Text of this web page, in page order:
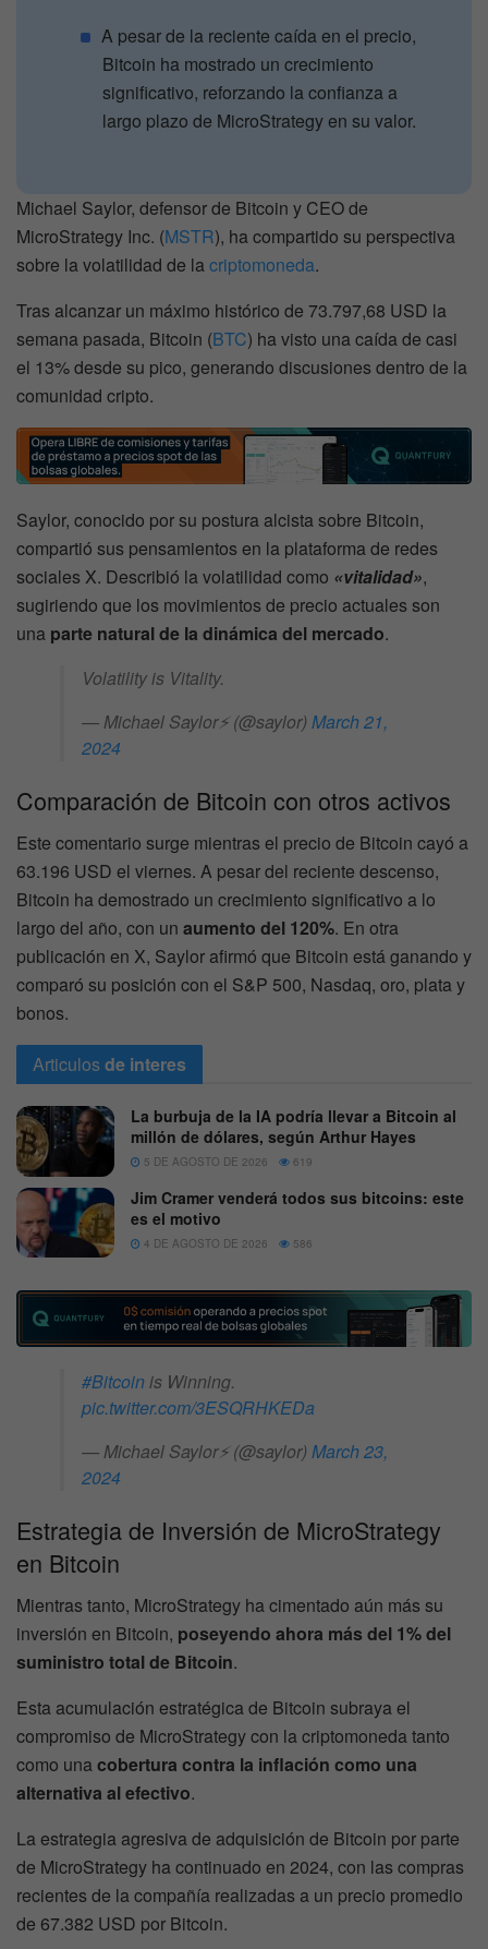
A pesar de la reciente caída en el precio,
Bitcoin ha mostrado un crecimiento
significativo, reforzando la confianza a
largo plazo de MicroStrategy en su valor.
Michael Saylor, defensor de Bitcoin y CEO de
MicroStrategy Inc. (MSTR), ha compartido su perspectiva
sobre la volatilidad de lacriptomoneda.
Tras alcanzar un máximo histórico de 73.797,68 USD la
semana pasada, Bitcoin (BTC) ha visto una caída de casi
el 13% desde su pico, generando discusiones dentro de la
comunidad cripto.
Saylor, conocido por su postura alcista sobre Bitcoin,
compartió sus pensamientos en la plataforma de redes
sociales X. Describió la volatilidad como «vitalidad»,
sugiriendo que los movimientos de precio actuales son
una parte natural de la dinámica del mercado.
Volatility is Vitality.
— Michael Saylor⚡️ (@saylor) March 21,
2024
Comparación de Bitcoin con otros activos
Este comentario surge mientras el precio de Bitcoin cayó a
63.196 USD el viernes. A pesar del reciente descenso,
Bitcoin ha demostrado un crecimiento significativo a lo
largo del año, con un aumento del 120%. En otra
publicación en X, Saylor afirmó que Bitcoin está ganando y
comparó su posición con el S&P 500, Nasdaq, oro, plata y
bonos.
Articulosde interes
La burbuja de la IA podría llevar a Bitcoin al
millón de dólares, según Arthur Hayes
5 DE AGOSTO DE 2026 619
Jim Cramer venderá todos sus bitcoins: este
es el motivo
4 DE AGOSTO DE 2026 586
#Bitcoinis Winning.
pic.twitter.com/3ESQRHKEDa
— Michael Saylor⚡️ (@saylor) March 23,
2024
Estrategia de Inversión de MicroStrategy
en Bitcoin
Mientras tanto, MicroStrategy ha cimentado aún más su
inversión en Bitcoin, poseyendo ahora más del 1% del
suministro total de Bitcoin.
Esta acumulación estratégica de Bitcoin subraya el
compromiso de MicroStrategy con la criptomoneda tanto
como unacobertura contra la inflación como una
alternativa al efectivo.
La estrategia agresiva de adquisición de Bitcoin por parte
de MicroStrategy ha continuado en 2024, con las compras
recientes de la compañía realizadas a un precio promedio
de 67.382 USD por Bitcoin.